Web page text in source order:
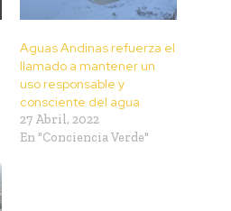
Aguas Andinas refuerza el
llamado a mantener un
uso responsable y
consciente del agua
27 Abril, 2022
En "Conciencia Verde"